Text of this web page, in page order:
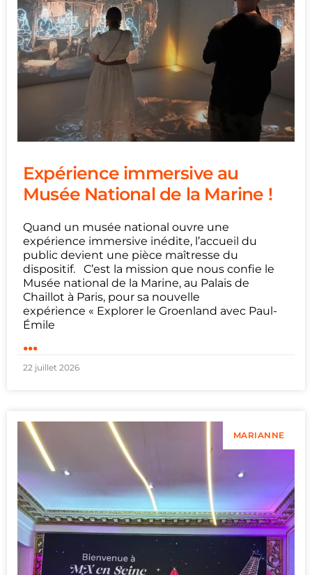
Expérience immersive au
Musée National de la Marine !
Quand un musée national ouvre une
expérience immersive inédite, l’accueil du
public devient une pièce maîtresse du
dispositif. C’est la mission que nous confie le
Musée national de la Marine, au Palais de
Chaillot à Paris, pour sa nouvelle
expérience « Explorer le Groenland avec Paul-
Émile
...
22 juillet 2026
MARIANNE